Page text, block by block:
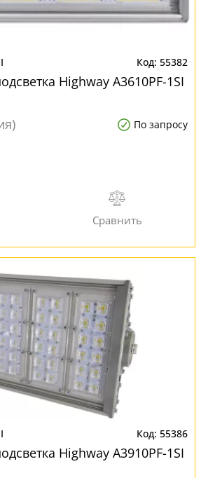
55382
Highway A3610PF-1SI
По запросу
55386
Highway A3910PF-1SI